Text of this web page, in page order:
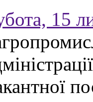
15